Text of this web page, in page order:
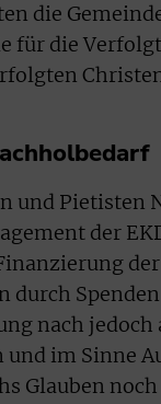
die
für die
und Pietisten
der
nach jedoch
und im Sinne
Glauben